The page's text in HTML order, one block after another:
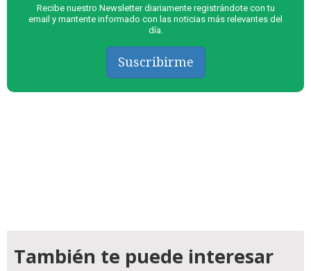
Recibe nuestro Newsletter diariamente registrándote con tu
email y mantente informado con las noticias más relevantes del
día.
Suscribirme
También te puede interesar